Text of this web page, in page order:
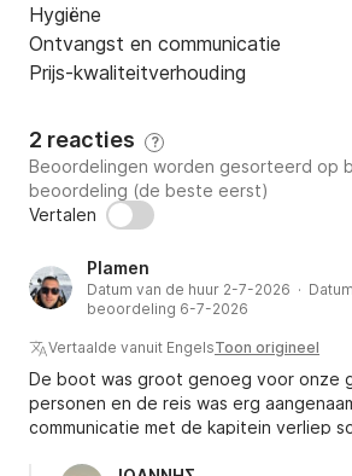
Hygiëne
Ontvangst en communicatie
Prijs-kwaliteitverhouding
2 reacties ?
Beoordelingen worden gesorteerd op
beoordeling (de beste eerst)
Vertalen
Plamen
Datum van de huur 2-7-2026 ·
beoordeling 6-7-2026
Vertaalde vanuit EngelsToon origineel
De boot was groot genoeg voor onze
personen en de reis was erg
communicatie met de kapitein verliep